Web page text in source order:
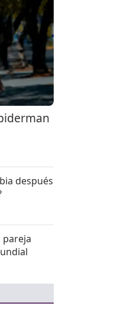
después
pareja